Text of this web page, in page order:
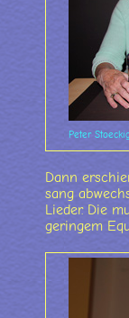
Peter
Dann
sang
Lieder. Die
geringem